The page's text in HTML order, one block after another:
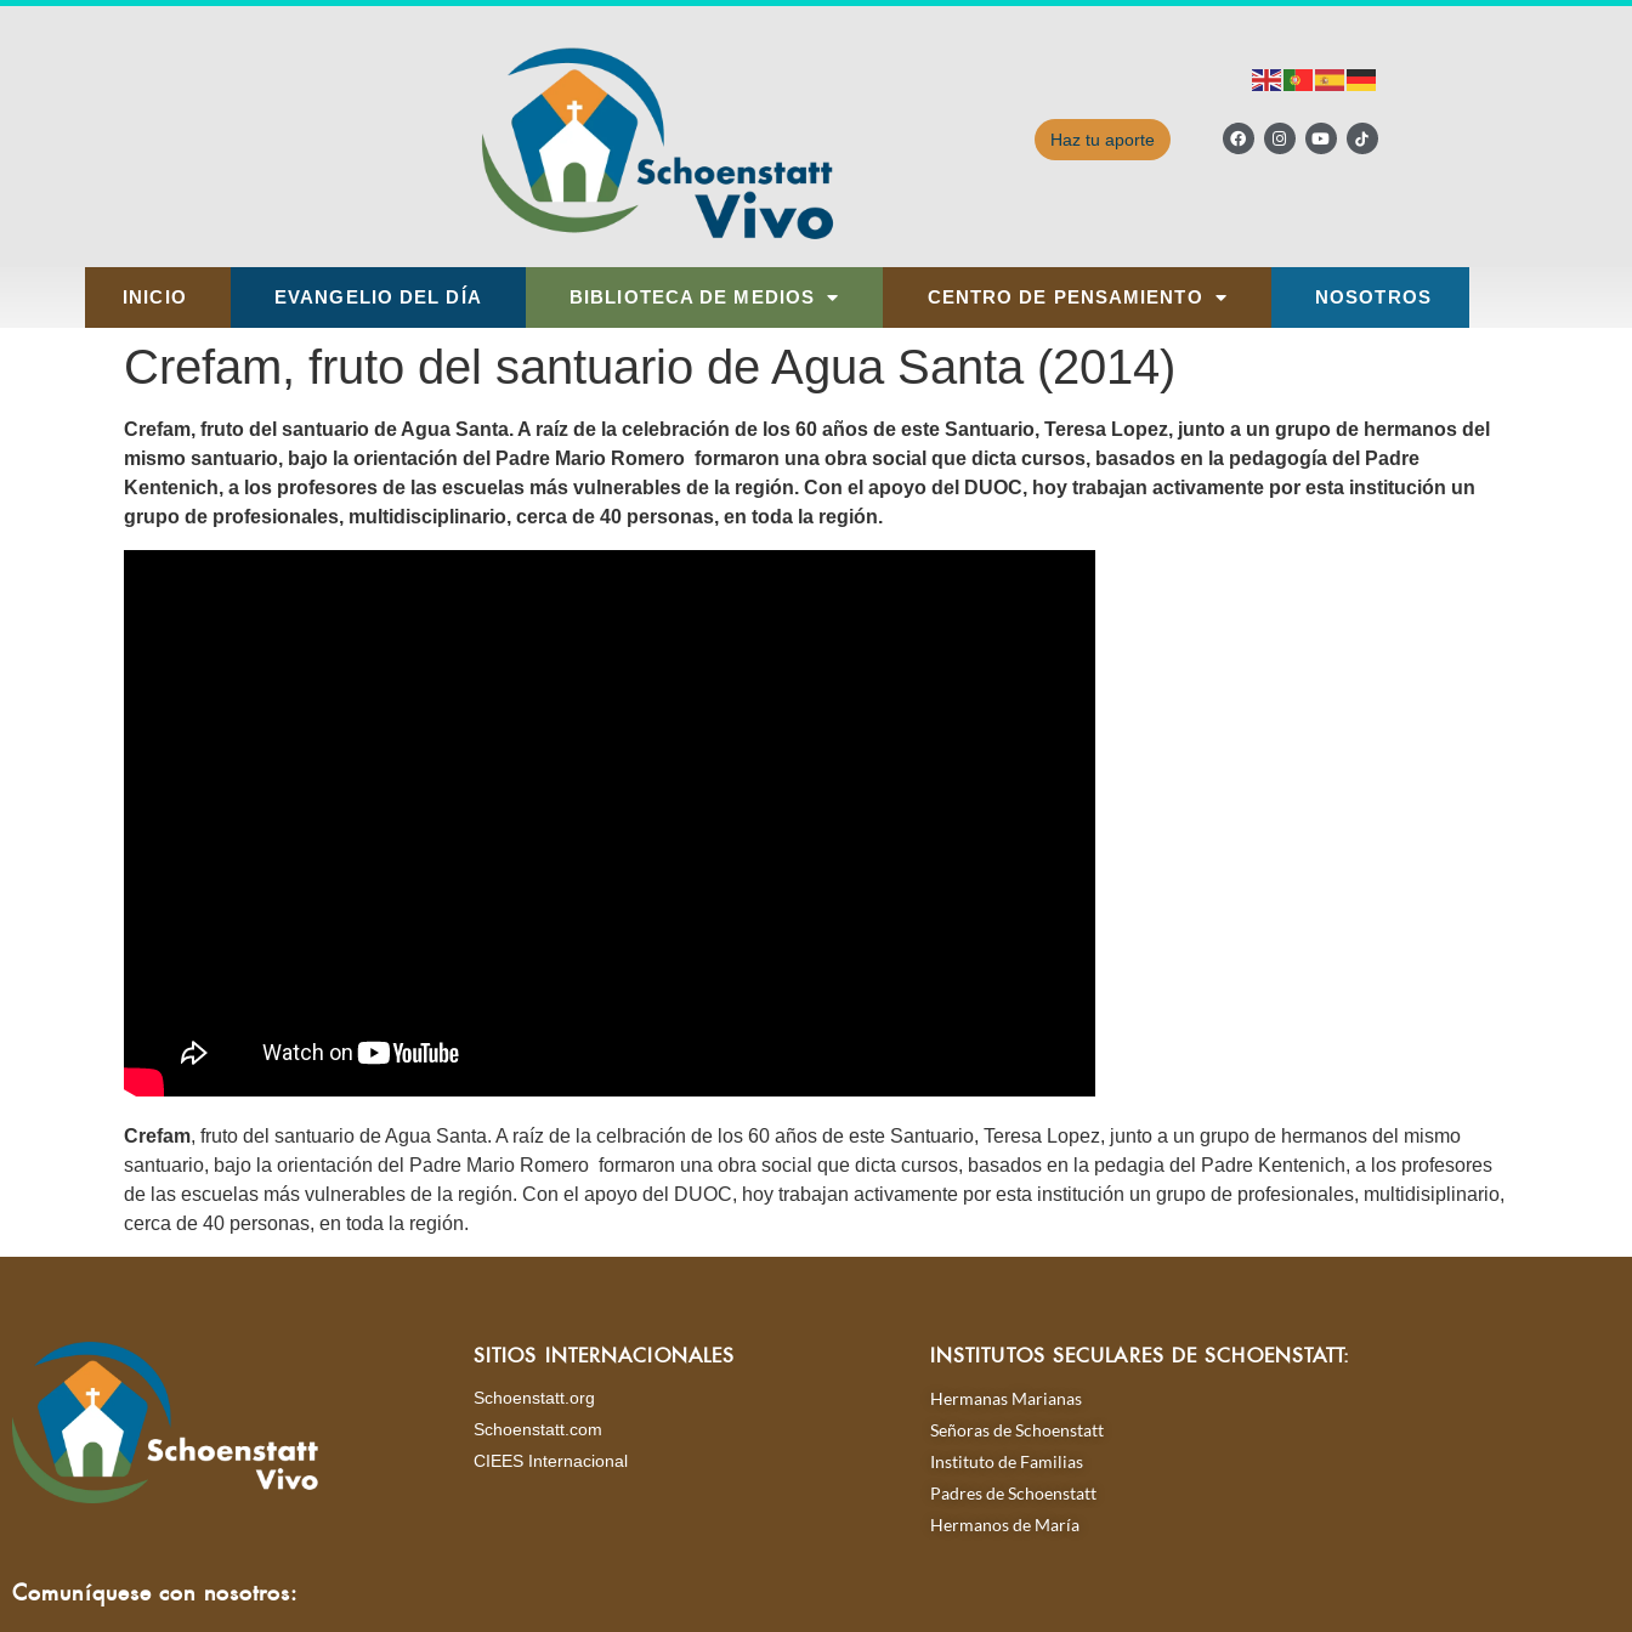
Haz tu aporte
INICIO EVANGELIO DEL DÍA BIBLIOTECA DE MEDIOS CENTRO DE PENSAMIENTO NOSOTROS
Crefam, fruto del santuario de Agua Santa (2014)
Crefam, fruto del santuario de Agua Santa. A raíz de la celebración de los 60 años de este Santuario, Teresa Lopez, junto a un grupo de hermanos del
mismo santuario, bajo la orientación del Padre Mario Romero formaron una obra social que dicta cursos, basados en la pedagogía del Padre
Kentenich, a los profesores de las escuelas más vulnerables de la región. Con el apoyo del DUOC, hoy trabajan activamente por esta institución un
grupo de profesionales, multidisciplinario, cerca de 40 personas, en toda la región.
Crefam, fruto del santuario de Agua Santa. A raíz de la celbración de los 60 años de este Santuario, Teresa Lopez, junto a un grupo de hermanos del mismo
santuario, bajo la orientación del Padre Mario Romero formaron una obra social que dicta cursos, basados en la pedagia del Padre Kentenich, a los profesores
de las escuelas más vulnerables de la región. Con el apoyo del DUOC, hoy trabajan activamente por esta institución un grupo de profesionales, multidisiplinario,
cerca de 40 personas, en toda la región.
SITIOS INTERNACIONALES
Schoenstatt.org
Schoenstatt.com
CIEES Internacional
INSTITUTOS SECULARES DE SCHOENSTATT:
Hermanas Marianas
Señoras de Schoenstatt
Instituto de Familias
Padres de Schoenstatt
Hermanos de María
Comuníquese con nosotros: